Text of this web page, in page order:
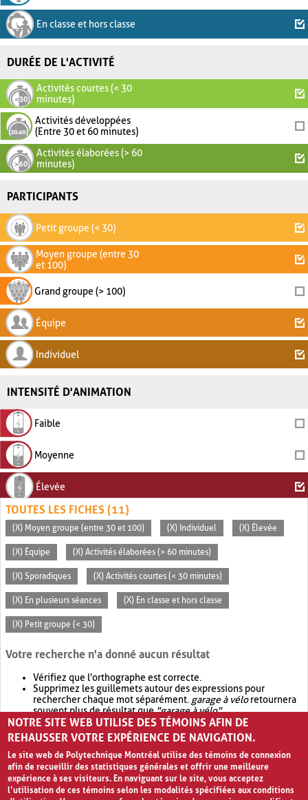
En classe et hors classe
DURÉE DE L'ACTIVITÉ
Activités courtes (< 30
minutes)
Activités développées
(Entre 30 et 60 minutes)
Activités élaborées (> 60
minutes)
PARTICIPANTS
Petit groupe (< 30)
Moyen groupe (entre 30
et 100)
Grand groupe (> 100)
Équipe
Individuel
INTENSITÉ D'ANIMATION
Faible
Moyenne
Élevée
TOUTES LES FICHES (11)
(X) Moyen groupe (entre 30 et 100) (X) Individuel (X) Élevée
(X) Équipe (X) Activités élaborées (> 60 minutes)
(X) Sporadiques (X) Activités courtes (< 30 minutes)
(X) En plusieurs séances (X) En classe et hors classe
(X) Petit groupe (< 30)
Votre recherche n'a donné aucun résultat
Vérifiez que l'orthographe est correcte.
Supprimez les guillemets autour des expressions pour
rechercher chaque mot séparément. garage à véloretournera
souvent plus de résultat que"garage à vélo".
Envisagez d'élargir votre recherche avec OR.garage OR vélo
retournera souvent plus de résultat quegarage à vélo
NOTRE SITE WEB UTILISE DES TÉMOINS AFIN DE
REHAUSSER VOTRE EXPÉRIENCE DE NAVIGATION.
Le site web de Polytechnique Montréal utilise des témoins de connexion
afin de recueillir des statistiques générales et offrir une meilleure
expérience à ses visiteurs. En naviguant sur le site, vous acceptez
l’utilisation de ces témoins selon les modalités spécifiées aux conditions